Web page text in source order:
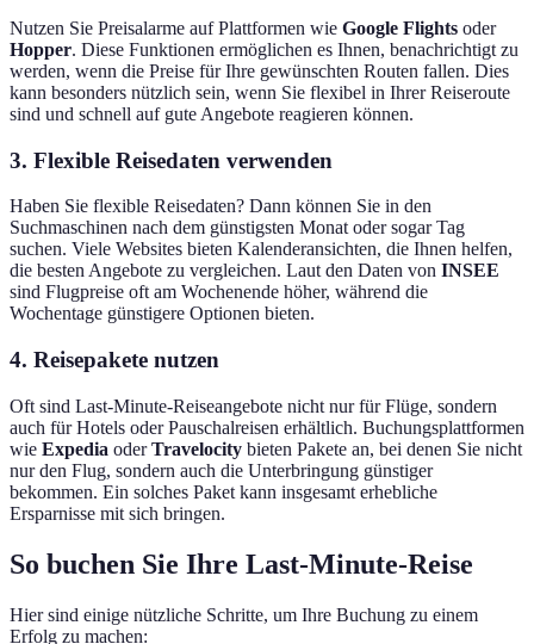
Nutzen Sie Preisalarme auf Plattformen wie Google Flights oder
Hopper. Diese Funktionen ermöglichen es Ihnen, benachrichtigt zu
werden, wenn die Preise für Ihre gewünschten Routen fallen. Dies
kann besonders nützlich sein, wenn Sie flexibel in Ihrer Reiseroute
sind und schnell auf gute Angebote reagieren können.
3. Flexible Reisedaten verwenden
Haben Sie flexible Reisedaten? Dann können Sie in den
Suchmaschinen nach dem günstigsten Monat oder sogar Tag
suchen. Viele Websites bieten Kalenderansichten, die Ihnen helfen,
die besten Angebote zu vergleichen. Laut den Daten von INSEE
sind Flugpreise oft am Wochenende höher, während die
Wochentage günstigere Optionen bieten.
4. Reisepakete nutzen
Oft sind Last-Minute-Reiseangebote nicht nur für Flüge, sondern
auch für Hotels oder Pauschalreisen erhältlich. Buchungsplattformen
wie Expedia oderTravelocity bieten Pakete an, bei denen Sie nicht
nur den Flug, sondern auch die Unterbringung günstiger
bekommen. Ein solches Paket kann insgesamt erhebliche
Ersparnisse mit sich bringen.
So buchen Sie Ihre Last-Minute-Reise
Hier sind einige nützliche Schritte, um Ihre Buchung zu einem
Erfolg zu machen: